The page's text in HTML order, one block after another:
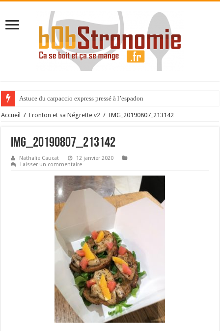
Astuce du carpaccio express pressé à l’espadon
Accueil / Fronton et sa Négrette v2 / IMG_20190807_213142
IMG_20190807_213142
Nathalie Caucat
12 janvier 2020
Laisser un commentaire